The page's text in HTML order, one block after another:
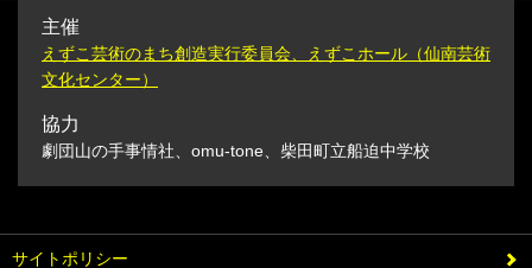
主催
えずこ芸術のまち創造実行委員会、えずこホール（仙南芸術
文化センター）
協力
劇団山の手事情社、omu-tone、柴田町立船迫中学校
サイトポリシー